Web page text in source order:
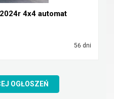
4x4 automat
56 dni
OGŁOSZEŃ